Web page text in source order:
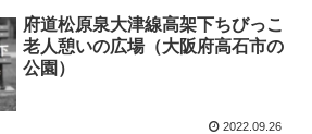
府道松原泉大津線高架下ちびっこ
老人憩いの広場（大阪府高石市の
公園）
2022.09.26